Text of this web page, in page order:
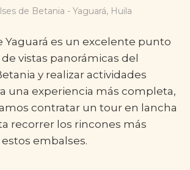
de Betania - Yaguará, Huila
Yaguará es un excelente punto
vistas panorámicas del
y realizar actividades
una experiencia más completa,
contratar un tour en lancha
recorrer los rincones más
embalses.